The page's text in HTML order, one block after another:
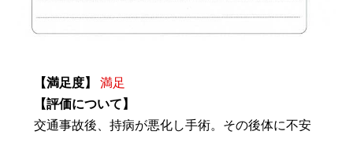
【満足度】
満足
【評価について】
交通事故後、持病が悪化し手術。その後体に不安